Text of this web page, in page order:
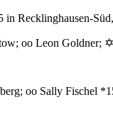
Recklinghausen-
oo Leon Goldner;
oo Sally Fischel